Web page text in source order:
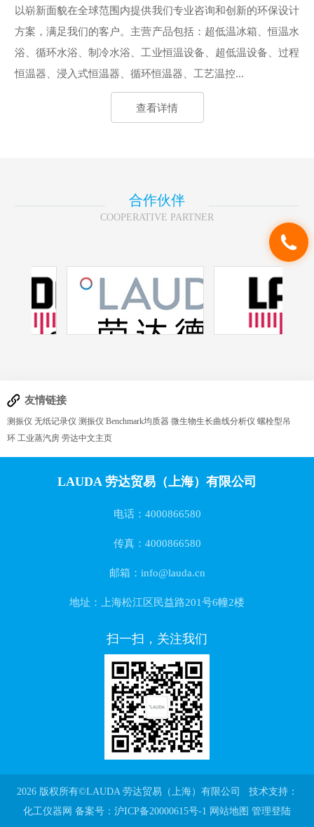
以崭新面貌在全球范围内提供我们专业咨询和创新的环保设计
方案，满足我们的客户。主营产品包括：超低温冰箱、恒温水
浴、循环水浴、制冷水浴、工业恒温设备、超低温设备、过程
恒温器、浸入式恒温器、循环恒温器、工艺温控...
查看详情
合作伙伴
COOPERATIVE PARTNER
友情链接
测振仪 无纸记录仪 测振仪 Benchmark均质器 微生物生长曲线分析仪 螺栓型吊
环 工业蒸汽房 劳达中文主页
LAUDA 劳达贸易（上海）有限公司
电话：4000866580
传真：4000866580
邮箱：info@lauda.cn
地址：上海松江区民益路201号6幢2楼
扫一扫，关注我们
2026 版权所有©LAUDA 劳达贸易（上海）有限公司 技术支持：
化工仪器网 备案号：沪ICP备20000615号-1 网站地图 管理登陆